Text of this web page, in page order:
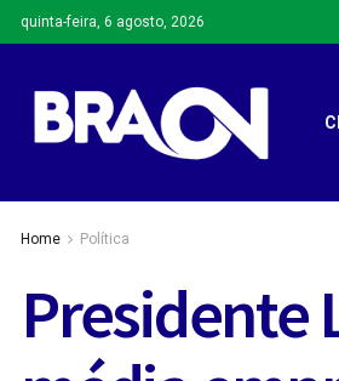
quinta-feira, 6 agosto, 2026
Home Política
Presidente